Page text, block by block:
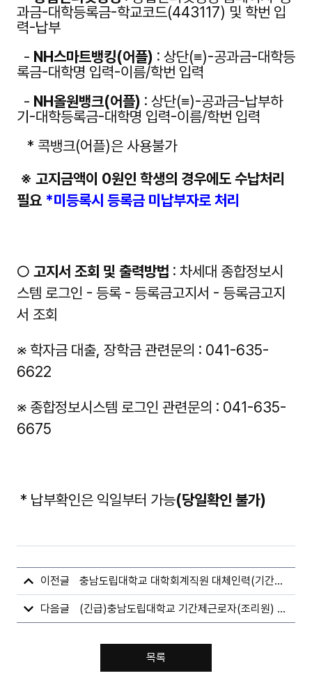
과금-대학등록금-학교코드(443117) 및 학번 입
력-납부
- NH스마트뱅킹(어플) : 상단(≡)-공과금-대학등
록금-대학명 입력-이름/학번 입력
- NH올원뱅크(어플) : 상단(≡)-공과금-납부하
기-대학등록금-대학명 입력-이름/학번 입력
* 콕뱅크(어플)은 사용불가
※ 고지금액이 0원인 학생의 경우에도 수납처리
필요 *미등록시 등록금 미납부자로 처리
○ 고지서 조회 및 출력방법 : 차세대 종합정보시
스템 로그인 - 등록 - 등록금고지서 - 등록금고지
서 조회
※ 학자금 대출, 장학금 관련문의 : 041-635-
6622
※ 종합정보시스템 로그인 관련문의 : 041-635-
6675
* 납부확인은 익일부터 가능(당일확인 불가)
충남도립대학교 대학회계직원 대체인력(기간제근로자) 채용 공고
(긴급)충남도립대학교 기간제근로자(조리원) 최종합격자 공고
목록